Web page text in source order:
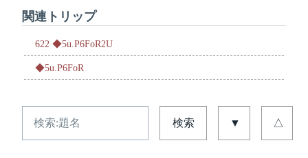
関連トリップ
622 ◆5u.P6FoR2U
◆5u.P6FoR
検索 ▼ △